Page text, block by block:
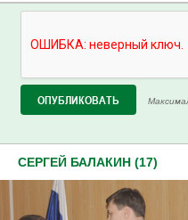
СЕРГЕЙ БАЛАКИН (17)